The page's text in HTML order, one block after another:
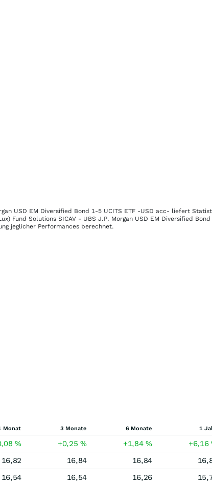
USD EM Diversified Bond 1-5 UCITS ETF -USD acc- liefert
Fund Solutions SICAV - UBS J.P. Morgan USD EM Diversified
jeglicher Performances berechnet.
Monat 3 Monate 6 Monate 1
% +0,25% +1,84% +6,16
16,82 16,84 16,84
16,54 16,54 16,26